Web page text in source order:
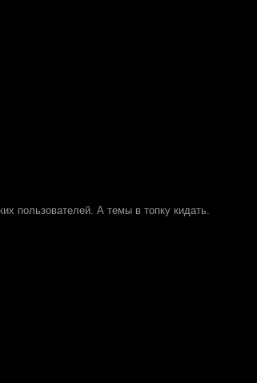
пользователей. А темы в топку кидать.